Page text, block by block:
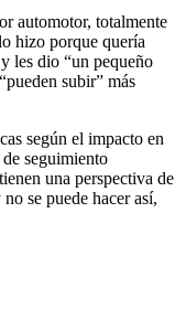
automotor, totalmente
hizo porque quería
les dio “un pequeño
subir” más
según el impacto en
seguimiento
una perspectiva de
se puede hacer así,